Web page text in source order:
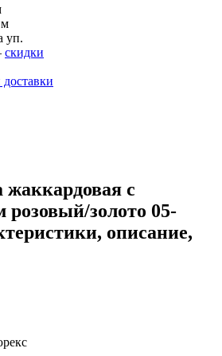
м
уп.
скидки
с
золото 05-
описание,